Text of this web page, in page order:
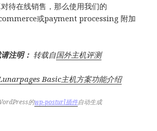
待在线销售，那么使用我们的
或payment processing 附加
注明： 转载自国外主机评测
Basic主机方案功能介绍
的wp-posturl插件自动生成